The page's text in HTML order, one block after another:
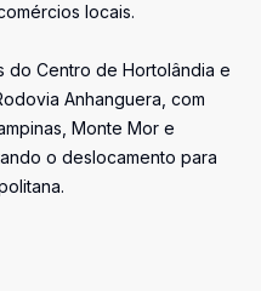
locais.
do Centro de Hortolândia e
Anhanguera, com
Monte Mor e
o deslocamento para